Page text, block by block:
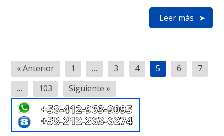
Leer más
Posts
pagination
« Anterior 1 … 3 4 5 6
7
…
103 Siguiente »